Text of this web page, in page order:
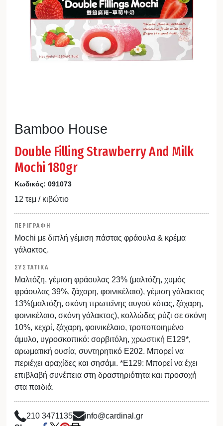
Bamboo House
Double Filling Strawberry And Milk
Mochi 180gr
Κωδικός: 091073
12 τεμ / κιβώτιο
ΠΕΡΙΓΡΑΦΗ
Mochi με διπλή γέμιση πάστας φράουλα & κρέμα
γάλακτος.
ΣΥΣΤΑΤΙΚΑ
Μαλτόζη, γέμιση φράουλας 23% (μαλτόζη, χυμός
φράουλας 39%, ζάχαρη, φοινικέλαιο), γέμιση γάλακτος
13%(μαλτόζη, σκόνη πρωτεΐνης αυγού κότας, ζάχαρη,
φοινικέλαιο, σκόνη γάλακτος), κολλώδες ρύζι σε σκόνη
10%, κεχρί, ζάχαρη, φοινικέλαιο, τροποποιημένο
άμυλο, υγροσκοπικό: σορβιτόλη, χρωστική E129*,
αρωματική ουσία, συντηρητικό Ε202. Μπορεί να
περιέχει αραχίδες και σησάμι. *E129: Μπορεί να έχει
επιβλαβή συνέπεια στη δραστηριότητα και προσοχή
στα παιδιά.
210 3471135
info@cardinal.gr